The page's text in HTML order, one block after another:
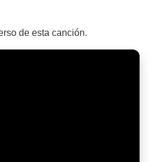
de esta canción.